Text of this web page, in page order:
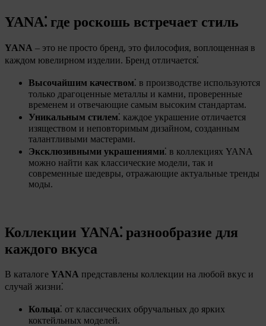
YANA⁚ где роскошь встречает стиль
YANA – это не просто бренд, это философия, воплощенная в
каждом ювелирном изделии. Бренд отличается⁚
Высочайшим качеством⁚ в производстве используются
только драгоценные металлы и камни, проверенные
временем и отвечающие самым высоким стандартам.
Уникальным стилем⁚ каждое украшение отличается
изяществом и неповторимым дизайном, созданным
талантливыми мастерами.
Эксклюзивными украшениями⁚ в коллекциях YANA
можно найти как классические модели, так и
современные шедевры, отражающие актуальные тренды
моды.
Коллекции YANA⁚ разнообразие для
каждого вкуса
В каталоге YANA представлены коллекции на любой вкус и
случай жизни⁚
Кольца⁚ от классических обручальных до ярких
коктейльных моделей.